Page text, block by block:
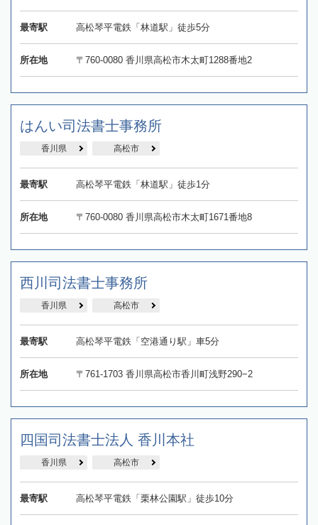
最寄駅 高松琴平電鉄「林道駅」徒歩5分
所在地 〒760-0080 香川県高松市木太町1288番地2
はんい司法書士事務所
香川県 高松市
最寄駅 高松琴平電鉄「林道駅」徒歩1分
所在地 〒760-0080 香川県高松市木太町1671番地8
西川司法書士事務所
香川県 高松市
最寄駅 高松琴平電鉄「空港通り駅」車5分
所在地 〒761-1703 香川県高松市香川町浅野290−2
四国司法書士法人 香川本社
香川県 高松市
最寄駅 高松琴平電鉄「栗林公園駅」徒歩10分